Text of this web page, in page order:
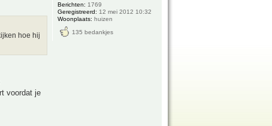
hoe hij
voordat je
Berichten: 1769
Geregistreerd: 12 mei 2012 10:32
Woonplaats: huizen
135 bedankjes